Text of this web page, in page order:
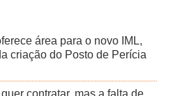
área para o novo IML,
criação do Posto de Perícia
contratar, mas a falta de